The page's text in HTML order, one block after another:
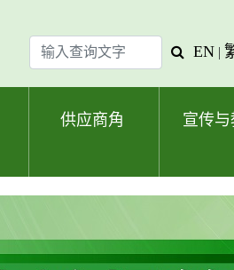
输
入
查
查
字
EN |
供应商角 宣传与